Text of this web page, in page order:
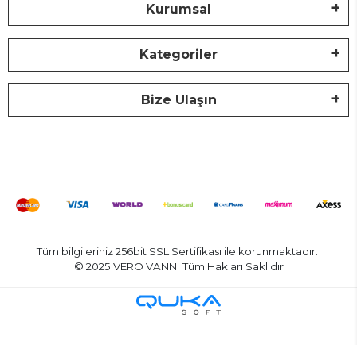
Kurumsal
Kategoriler
Bize Ulaşın
Tüm bilgileriniz 256bit SSL Sertifikası ile korunmaktadır.
© 2025 VERO VANNITüm Hakları Saklıdır